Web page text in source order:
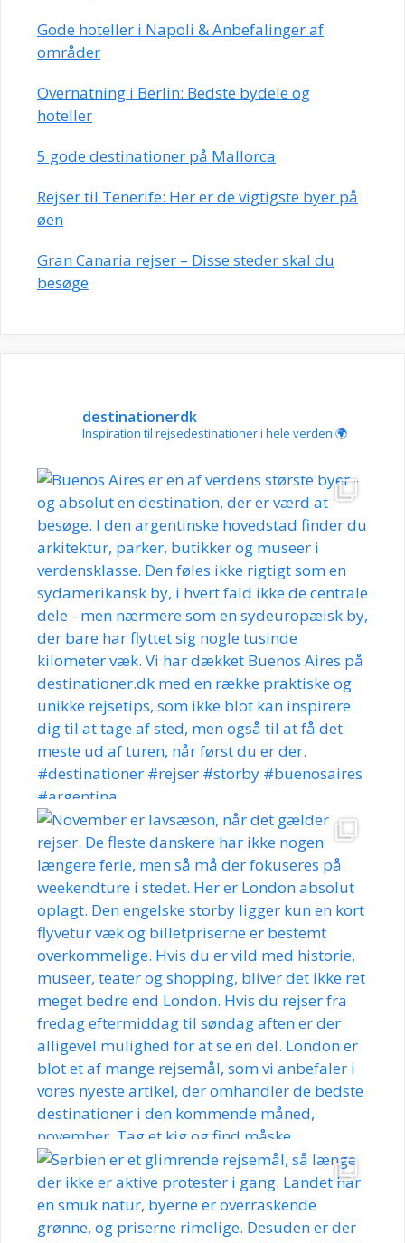
Gode hoteller i Napoli & Anbefalinger af
områder
Overnatning i Berlin: Bedste bydele og
hoteller
5 gode destinationer på Mallorca
Rejser til Tenerife: Her er de vigtigste byer på
øen
Gran Canaria rejser – Disse steder skal du
besøge
destinationerdk
Inspiration til rejsedestinationer i hele verden 🌍